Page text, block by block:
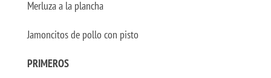
Merluza a la plancha
Jamoncitos de pollo con pisto
PRIMEROS